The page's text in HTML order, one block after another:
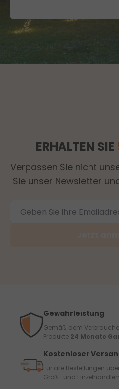
ERHALTEN SIE
Verpassen Sie nicht
Sie unser Newsletter
Gewährleistung
Gemäß dem
Produkte 24 Monate
Kostenloser
Für alle Bestellungen über
Groß- und